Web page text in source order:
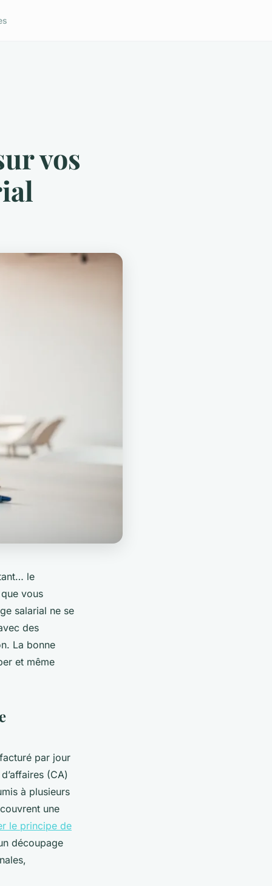
vos
le
vous
salarial ne se
des
La bonne
et même
par jour
(CA)
à plusieurs
une
le principe de
découpage